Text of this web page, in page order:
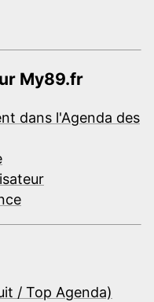
My89.fr
dans l'Agenda des
/ Top Agenda)